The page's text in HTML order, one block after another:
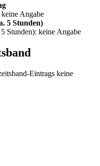
Angabe
5 Stunden)
Stunden): keine Angabe
Eintrags keine